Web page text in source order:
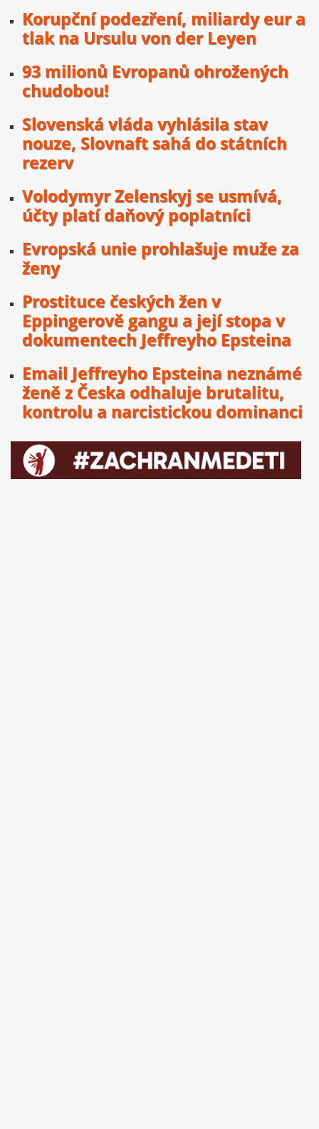
Korupční podezření, miliardy eur a
tlak na Ursulu von der Leyen
93 milionů Evropanů ohrožených
chudobou!
Slovenská vláda vyhlásila stav
nouze, Slovnaft sahá do státních
rezerv
Volodymyr Zelenskyj se usmívá,
účty platí daňový poplatníci
Evropská unie prohlašuje muže za
ženy
Prostituce českých žen v
Eppingerově gangu a její stopa v
dokumentech Jeffreyho Epsteina
Email Jeffreyho Epsteina neznámé
ženě z Česka odhaluje brutalitu,
kontrolu a narcistickou dominanci